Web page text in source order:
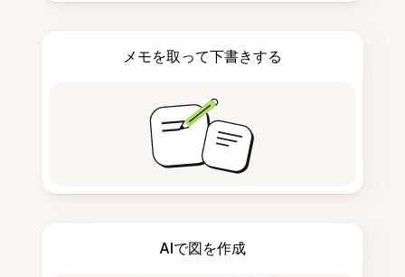
メモを取って下書きする
AIで図を作成